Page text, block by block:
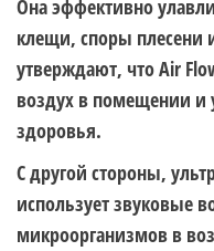
Она эффективно
клещи, споры плесени
утверждают, что Air
воздух в помещении и
здоровья.
С другой стороны,
использует звуковые
микроорганизмов в